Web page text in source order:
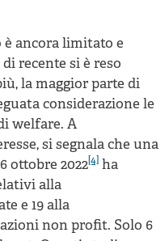
ancora limitato e
recente si è reso
la maggior parte di
considerazione le
welfare. A
si segnala che una
ottobre 2022[4] ha
alla
e 19 alla
non profit. Solo 6